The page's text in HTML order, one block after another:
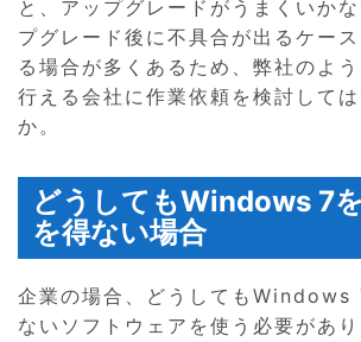
と、アップグレードがうまくいか
プグレード後に不具合が出るケー
る場合が多くあるため、弊社のよ
行える会社に作業依頼を検討して
か。
どうしてもWindows 7
を得ない場合
企業の場合、どうしてもWindows
ないソフトウェアを使う必要があ